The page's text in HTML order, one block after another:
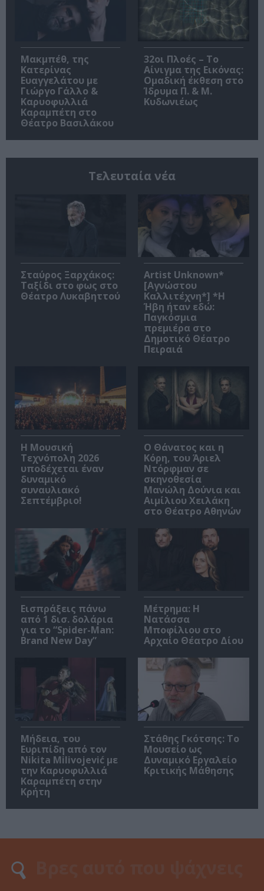
Μακμπέθ, της
Κατερίνας
Ευαγγελάτου με
Γιώργο Γάλλο &
Καρυοφυλλιά
Καραμπέτη στο
Θέατρο Βασιλάκου
32οι Πλοές – Το
Αίνιγμα της Εικόνας:
Ομαδική έκθεση στο
Ίδρυμα Π. & Μ.
Κυδωνιέως
Τελευταία νέα
Σταύρος Ξαρχάκος:
Ταξίδι στο φως στο
Θέατρο Λυκαβηττού
Artist Unknown*
[Αγνώστου
Καλλιτέχνη*] *Η
Ήβη ήταν εδώ:
Παγκόσμια
πρεμιέρα στο
Δημοτικό Θέατρο
Πειραιά
Η Μουσική
Τεχνόπολη 2026
υποδέχεται έναν
δυναμικό
συναυλιακό
Σεπτέμβριο!
Ο Θάνατος και η
Κόρη, του Άριελ
Ντόρφμαν σε
σκηνοθεσία
Μανώλη Δούνια και
Αιμίλιου Χειλάκη
στο Θέατρο Αθηνών
Εισπράξεις πάνω
από 1 δισ. δολάρια
για το “Spider-Man:
Brand New Day”
Μέτρημα: Η
Νατάσσα
Μποφίλιου στο
Αρχαίο Θέατρο Δίου
Μήδεια, του
Ευριπίδη από τον
Nikita Milivojević με
την Καρυοφυλλιά
Καραμπέτη στην
Κρήτη
Στάθης Γκότσης: Το
Μουσείο ως
Δυναμικό Εργαλείο
Κριτικής Μάθησης